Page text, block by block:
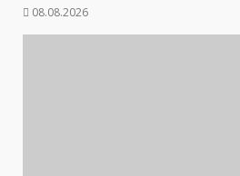
08.08.2026